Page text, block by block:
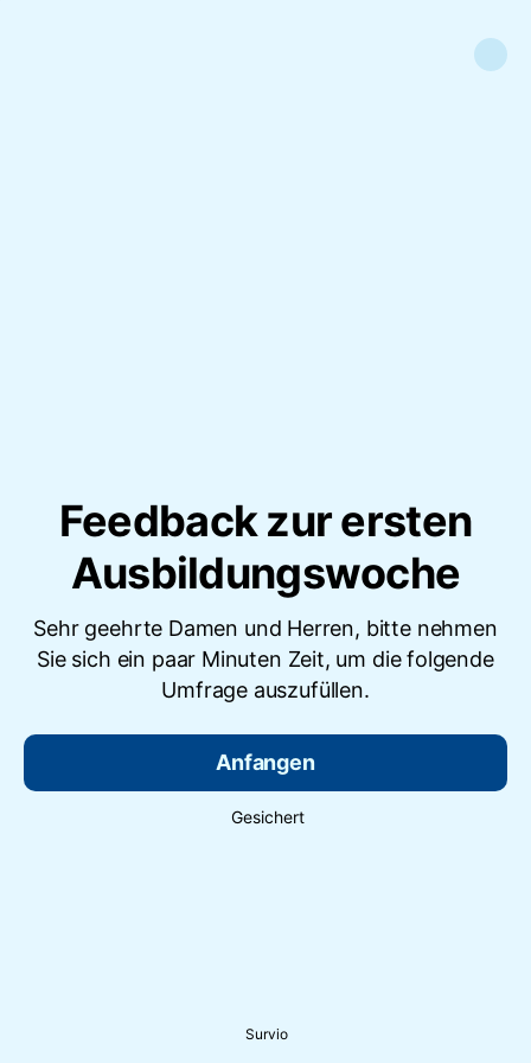
Feedback zur ersten
Ausbildungswoche
Sehr geehrte Damen und Herren, bitte nehmen
Sie sich ein paar Minuten Zeit, um die folgende
Umfrage auszufüllen.
Anfangen
Gesichert
Survio